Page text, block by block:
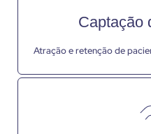
Captação
Atração e retenção de